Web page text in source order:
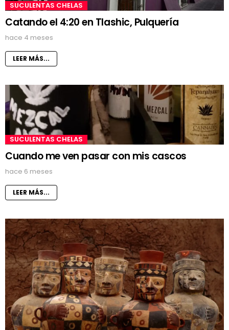
SUCULENTAS CHELAS
Catando el 4:20 en Tlashic, Pulquería
hace 4 meses
LEER MÁS...
SUCULENTAS CHELAS
Cuando me ven pasar con mis cascos
hace 6 meses
LEER MÁS...